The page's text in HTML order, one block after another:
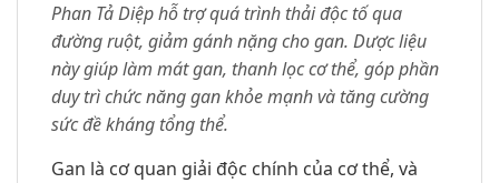
Phan Tả Diệp hỗ trợ quá trình thải độc tố qua
đường ruột, giảm gánh nặng cho gan. Dược liệu
này giúp làm mát gan, thanh lọc cơ thể, góp phần
duy trì chức năng gan khỏe mạnh và tăng cường
sức đề kháng tổng thể.
Gan là cơ quan giải độc chính của cơ thể, và